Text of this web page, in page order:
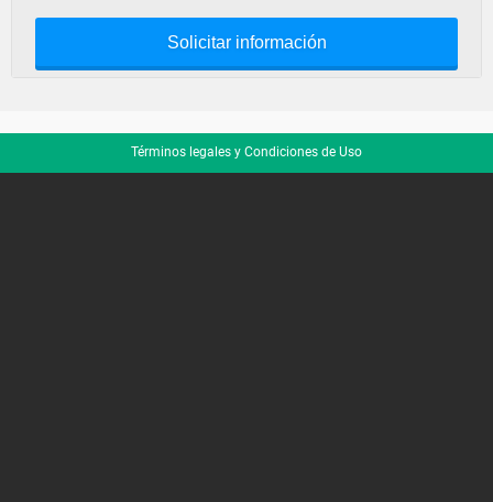
Solicitar información
Términos legales y Condiciones de Uso